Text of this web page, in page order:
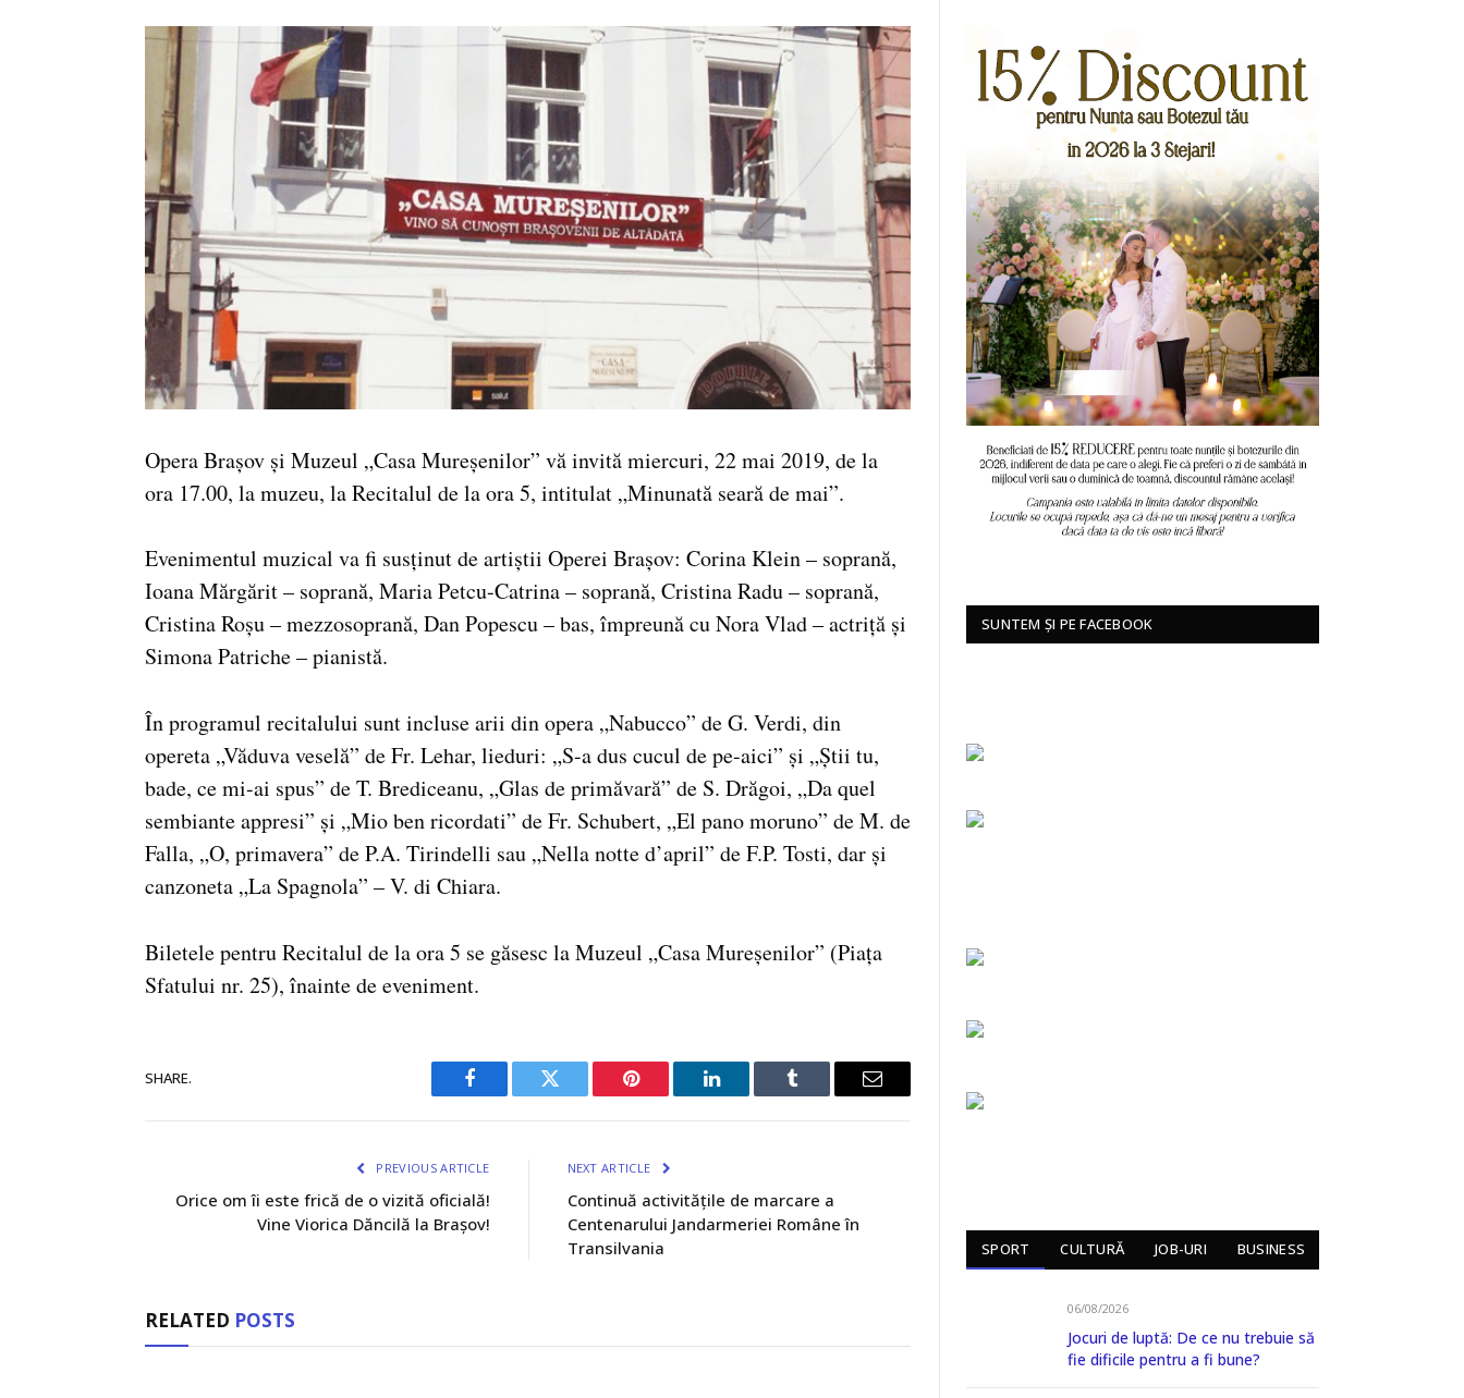
Opera Brașov și Muzeul „Casa Mureșenilor” vă invită miercuri, 22 mai 2019, de la
ora 17.00, la muzeu, la Recitalul de la ora 5, intitulat „Minunată seară de mai”.
Evenimentul muzical va fi susținut de artiștii Operei Brașov: Corina Klein – soprană,
Ioana Mărgărit – soprană, Maria Petcu-Catrina – soprană, Cristina Radu – soprană,
Cristina Roșu – mezzosoprană, Dan Popescu – bas, împreună cu Nora Vlad – actriță și
Simona Patriche – pianistă.
În programul recitalului sunt incluse arii din opera „Nabucco” de G. Verdi, din
opereta „Văduva veselă” de Fr. Lehar, lieduri: „S-a dus cucul de pe-aici” și „Știi tu,
bade, ce mi-ai spus” de T. Brediceanu, „Glas de primăvară” de S. Drăgoi, „Da quel
sembiante appresi” și „Mio ben ricordati” de Fr. Schubert, „El pano moruno” de M. de
Falla, „O, primavera” de P.A. Tirindelli sau „Nella notte d’april” de F.P. Tosti, dar și
canzoneta „La Spagnola” – V. di Chiara.
Biletele pentru Recitalul de la ora 5 se găsesc la Muzeul „Casa Mureșenilor” (Piața
Sfatului nr. 25), înainte de eveniment.
SHARE.
Facebook Twitter Pinterest LinkedIn Tumblr Email
PREVIOUS ARTICLE
Orice om îi este frică de o vizită oficială!
Vine Viorica Dăncilă la Brașov!
NEXT ARTICLE
Continuă activitățile de marcare a
Centenarului Jandarmeriei Române în
Transilvania
RELATED POSTS
SUNTEM ȘI PE FACEBOOK
SPORT CULTURĂ JOB-URI BUSINESS
06/08/2026
Jocuri de luptă: De ce nu trebuie să
fie dificile pentru a fi bune?